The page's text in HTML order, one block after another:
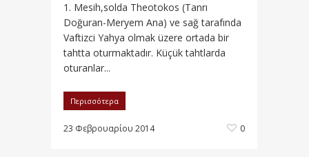
1. Mesih,solda Theotokos (Tanrı
Doğuran-Meryem Ana) ve sağ tarafında
Vaftizci Yahya olmak üzere ortada bir
tahtta oturmaktadır. Küçük tahtlarda
oturanlar...
Περισσότερα
23 Φεβρουαρίου 2014 0